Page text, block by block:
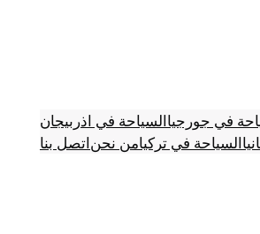
في جورجياالسياحة في اذربيجان
السياحة في تركيامن نحناتصل بنا